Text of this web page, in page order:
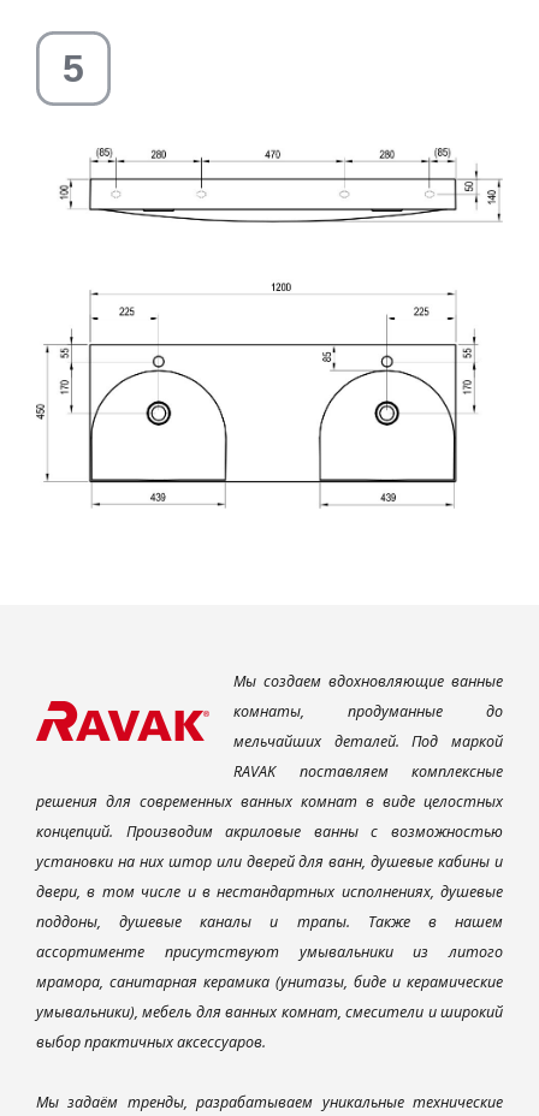
Мы создаем вдохновляющие ванные
комнаты, продуманные до
мельчайших деталей. Под маркой
RAVAK поставляем комплексные
решения для современных ванных комнат в виде целостных
концепций. Производим акриловые ванны с возможностью
установки на них штор или дверей для ванн, душевые кабины и
двери, в том числе и в нестандартных исполнениях, душевые
поддоны, душевые каналы и трапы. Также в нашем
ассортименте присутствуют умывальники из литого
мрамора, санитарная керамика (унитазы, биде и керамические
умывальники), мебель для ванных комнат, смесители и широкий
выбор практичных аксессуаров.
Мы задаём тренды, разрабатываем уникальные технические